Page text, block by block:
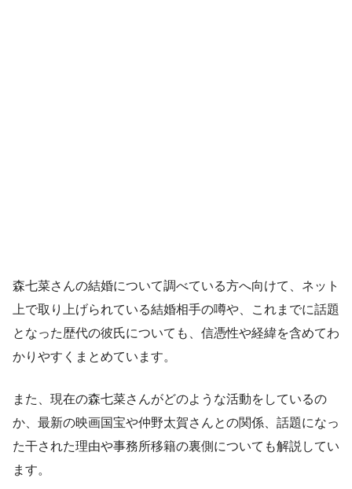
森七菜さんの結婚について調べている方へ向けて、ネット
上で取り上げられている結婚相手の噂や、これまでに話題
となった歴代の彼氏についても、信憑性や経緯を含めてわ
かりやすくまとめています。
また、現在の森七菜さんがどのような活動をしているの
か、最新の映画国宝や仲野太賀さんとの関係、話題になっ
た干された理由や事務所移籍の裏側についても解説してい
ます。